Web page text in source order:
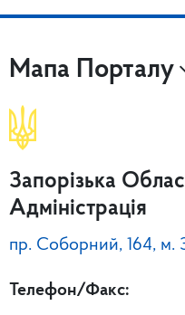
Мапа Порталу
Запорізька
Адміністрація
пр. Соборний, 164, м.
Телефон/Факс: